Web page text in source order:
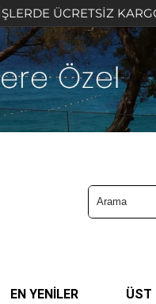
KARGO
EN YENİLER ÜST